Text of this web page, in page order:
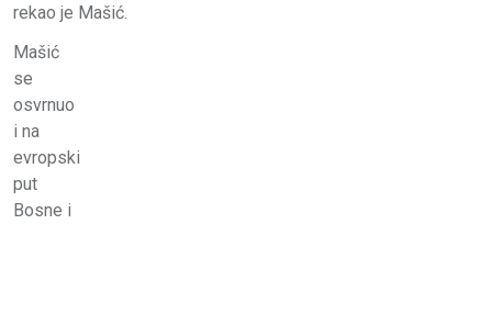
rekao je Mašić.
Mašić
se
osvrnuo
i na
evropski
put
Bosne i